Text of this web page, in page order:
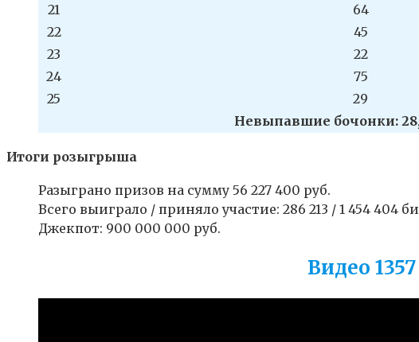
21
64
22
45
23
22
24
75
25
29
Невыпавшие бочонки: 28,
Итоги розыгрыша
Разыграно призов на сумму 56 227 400 руб.
Всего выиграло / приняло участие: 286 213 / 1 454 404
Джекпот: 900 000 000 руб.
Видео